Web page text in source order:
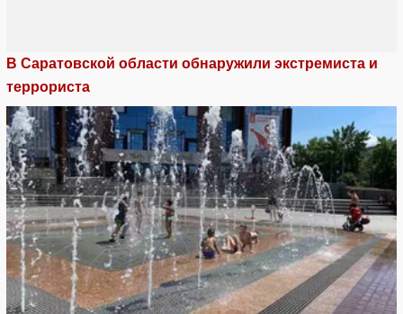
В Саратовской области обнаружили экстремиста и
террориста